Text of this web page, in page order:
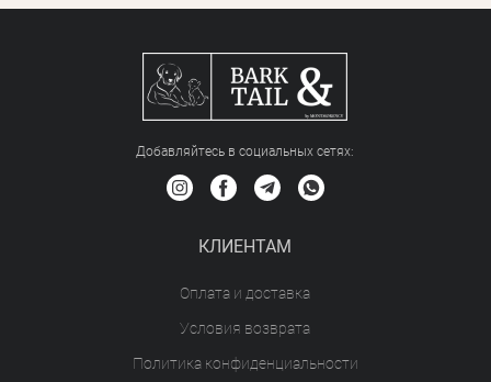
Добавляйтесь в социальных сетяx:
КЛИЕНТАМ
Оплата и доставка
Условия возврата
Политика конфиденциальности